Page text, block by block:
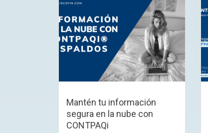
Mantén tu información
segura en la nube con
CONTPAQi